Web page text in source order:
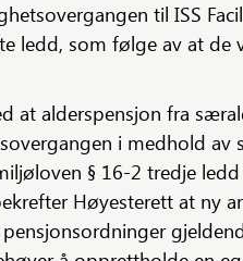
til ISS
ledd, som følge av at de
at alderspensjon fra
i medhold av
§ 16-2 tredje ledd
Høyesterett at ny